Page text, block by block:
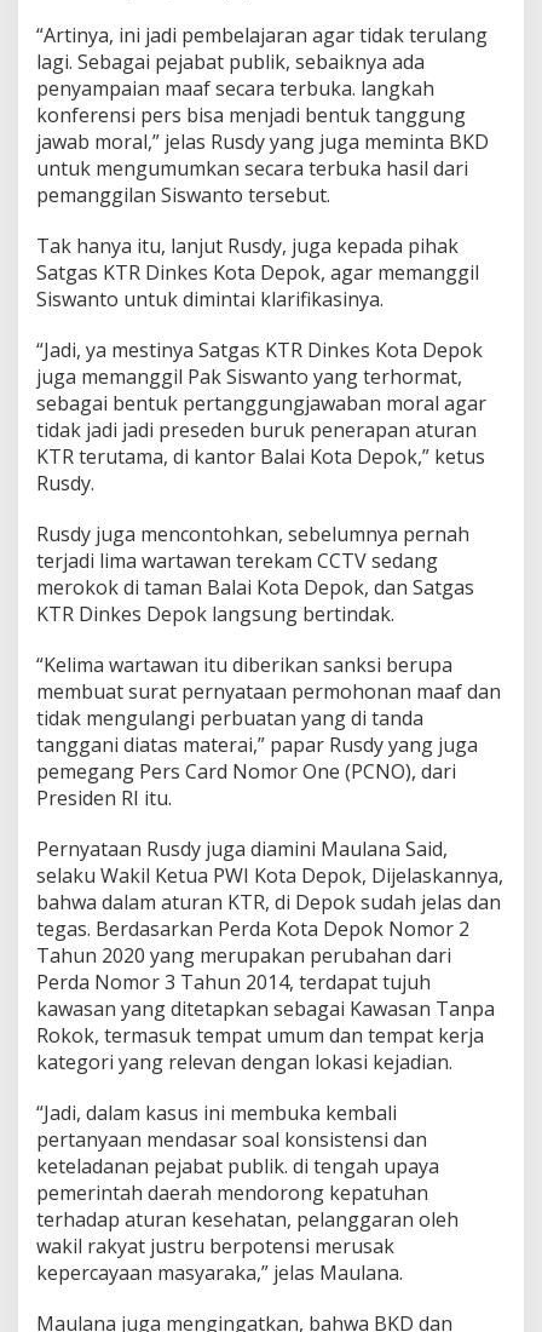
“Artinya, ini jadi pembelajaran agar tidak terulang
lagi. Sebagai pejabat publik, sebaiknya ada
penyampaian maaf secara terbuka. langkah
konferensi pers bisa menjadi bentuk tanggung
jawab moral,” jelas Rusdy yang juga meminta BKD
untuk mengumumkan secara terbuka hasil dari
pemanggilan Siswanto tersebut.
Tak hanya itu, lanjut Rusdy, juga kepada pihak
Satgas KTR Dinkes Kota Depok, agar memanggil
Siswanto untuk dimintai klarifikasinya.
“Jadi, ya mestinya Satgas KTR Dinkes Kota Depok
juga memanggil Pak Siswanto yang terhormat,
sebagai bentuk pertanggungjawaban moral agar
tidak jadi jadi preseden buruk penerapan aturan
KTR terutama, di kantor Balai Kota Depok,” ketus
Rusdy.
Rusdy juga mencontohkan, sebelumnya pernah
terjadi lima wartawan terekam CCTV sedang
merokok di taman Balai Kota Depok, dan Satgas
KTR Dinkes Depok langsung bertindak.
“Kelima wartawan itu diberikan sanksi berupa
membuat surat pernyataan permohonan maaf dan
tidak mengulangi perbuatan yang di tanda
tanggani diatas materai,” papar Rusdy yang juga
pemegang Pers Card Nomor One (PCNO), dari
Presiden RI itu.
Pernyataan Rusdy juga diamini Maulana Said,
selaku Wakil Ketua PWI Kota Depok, Dijelaskannya,
bahwa dalam aturan KTR, di Depok sudah jelas dan
tegas. Berdasarkan Perda Kota Depok Nomor 2
Tahun 2020 yang merupakan perubahan dari
Perda Nomor 3 Tahun 2014, terdapat tujuh
kawasan yang ditetapkan sebagai Kawasan Tanpa
Rokok, termasuk tempat umum dan tempat kerja
kategori yang relevan dengan lokasi kejadian.
“Jadi, dalam kasus ini membuka kembali
pertanyaan mendasar soal konsistensi dan
keteladanan pejabat publik. di tengah upaya
pemerintah daerah mendorong kepatuhan
terhadap aturan kesehatan, pelanggaran oleh
wakil rakyat justru berpotensi merusak
kepercayaan masyaraka,” jelas Maulana.
Maulana juga mengingatkan, bahwa BKD dan